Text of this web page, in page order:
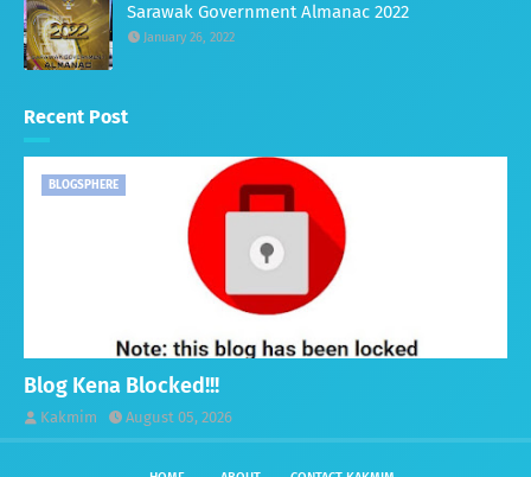
Sarawak Government Almanac 2022
January 26, 2022
Recent Post
BLOGSPHERE
Blog Kena Blocked!!!
Kakmim August 05, 2026